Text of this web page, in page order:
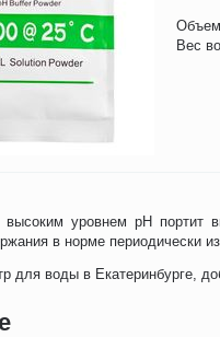
уровнем рН портит
в норме периодически
для воды в Екатеринбурге,
Объем
Вес